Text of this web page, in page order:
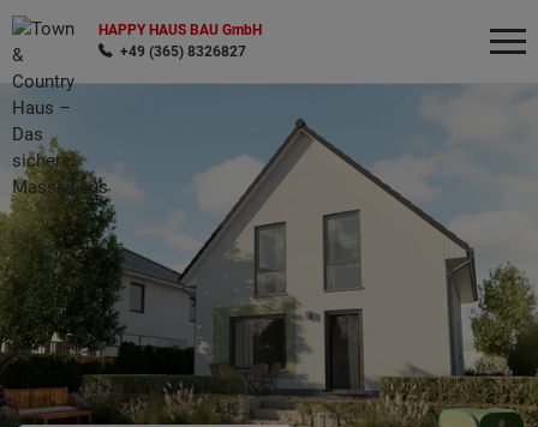
HAPPY HAUS BAU GmbH
+49 (365) 8326827
Wonach möchten Sie suchen?